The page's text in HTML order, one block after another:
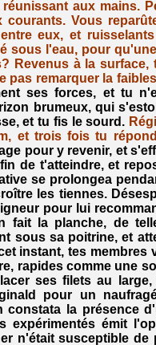
aux mains.
courants. Vous
eux, et
sous l'eau, pour
Revenus à la surface,
pas remarquer la
ses forces, et tu
brumeux, qui
et tu fis le sourd.
et trois fois tu
pour y revenir, et
de t'atteindre, et
se prolongea
les tiennes.
pour lui
fait la planche, de
sous sa poitrine, et
instant, tes membres
rapides comme une
ses filets au
pour un
constata la présence
expérimentés émit
n'était susceptible de